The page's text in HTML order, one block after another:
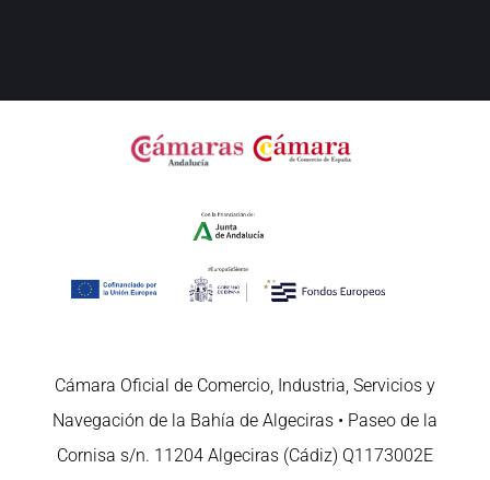
Cámara Oficial de Comercio, Industria, Servicios y
Navegación de la Bahía de Algeciras • Paseo de la
Cornisa s/n. 11204 Algeciras (Cádiz) Q1173002E